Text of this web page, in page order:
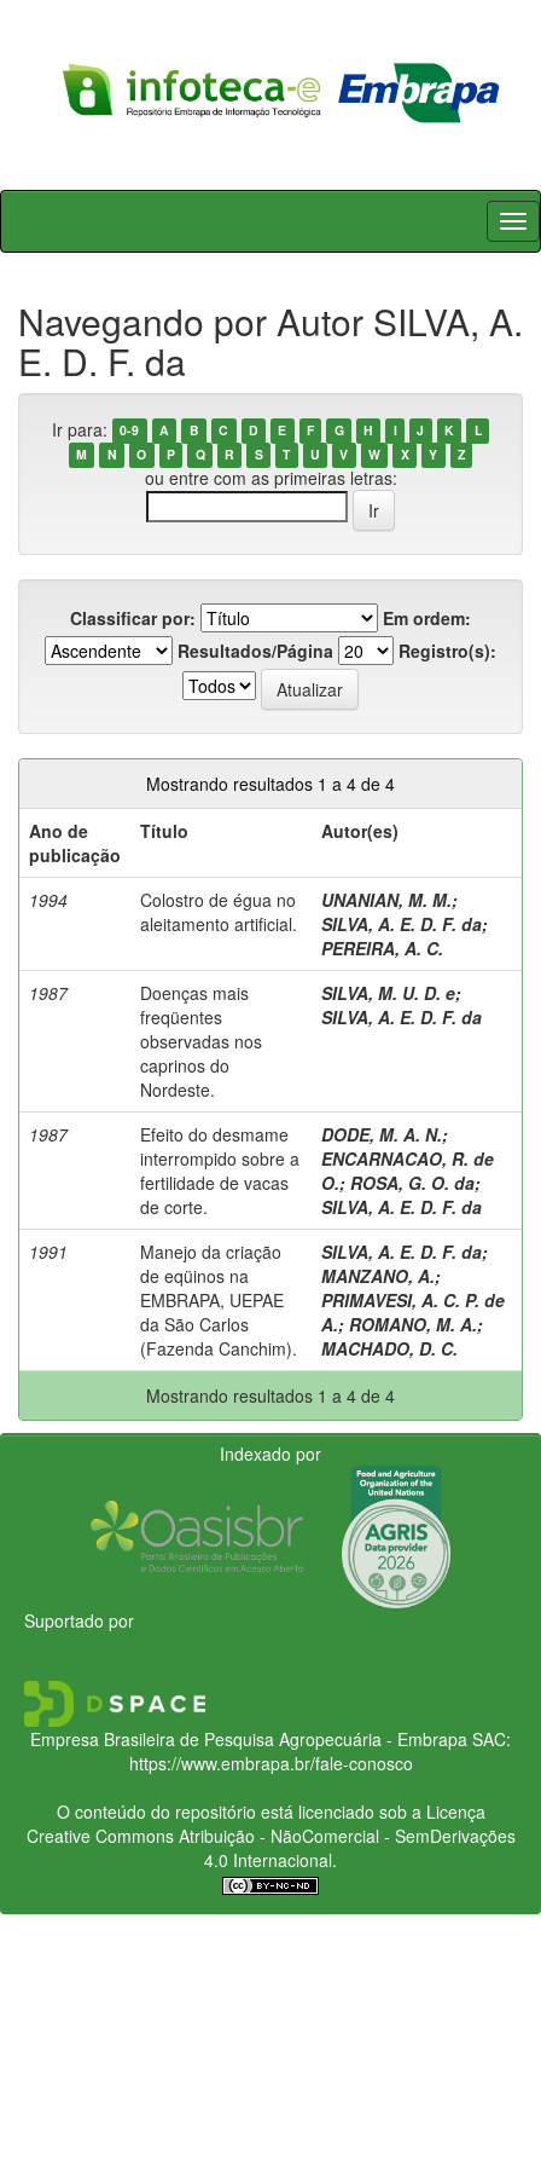
Skip
Navegando por Autor SILVA, A.
E. D. F. da
Ir para: 0-9 A B C D E F G H I J K
L
M
N O P Q R S T U V W X Y Z
ou entre com as primeiras letras:
Classificar por:
Em ordem:
Resultados/Página
Registro(s):
Mostrando resultados 1 a 4 de 4
Ano de
publicação
Título Autor(es)
1994
Colostro de égua no
aleitamento artificial.
UNANIAN, M. M.;
SILVA, A. E. D. F. da;
PEREIRA, A. C.
1987
Doenças mais
freqüentes
observadas nos
caprinos do
Nordeste.
SILVA, M. U. D. e;
SILVA, A. E. D. F. da
1987
Efeito do desmame
interrompido sobre a
fertilidade de vacas
de corte.
DODE, M. A. N.;
ENCARNACAO, R. de
O.; ROSA, G. O. da;
SILVA, A. E. D. F. da
1991
Manejo da criação
de eqüinos na
EMBRAPA, UEPAE
da São Carlos
(Fazenda Canchim).
SILVA, A. E. D. F. da;
MANZANO, A.;
PRIMAVESI, A. C. P. de
A.; ROMANO, M. A.;
MACHADO, D. C.
Mostrando resultados 1 a 4 de 4
Indexado por
Suportado por
Empresa Brasileira de Pesquisa Agropecuária - Embrapa SAC:
https://www.embrapa.br/fale-conosco
O conteúdo do repositório está licenciado sob a Licença
Creative CommonsAtribuição - NãoComercial - SemDerivações
4.0 Internacional.